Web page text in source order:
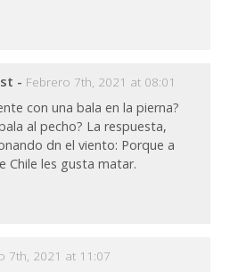
- Febrero 7th, 2021 at 08:01
con una bala en la pierna?
al pecho? La respuesta,
dn el viento: Porque a
Chile les gusta matar.
7th, 2021 at 11:07